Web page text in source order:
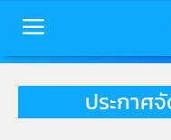
หน้าหลัก
ประกาศ